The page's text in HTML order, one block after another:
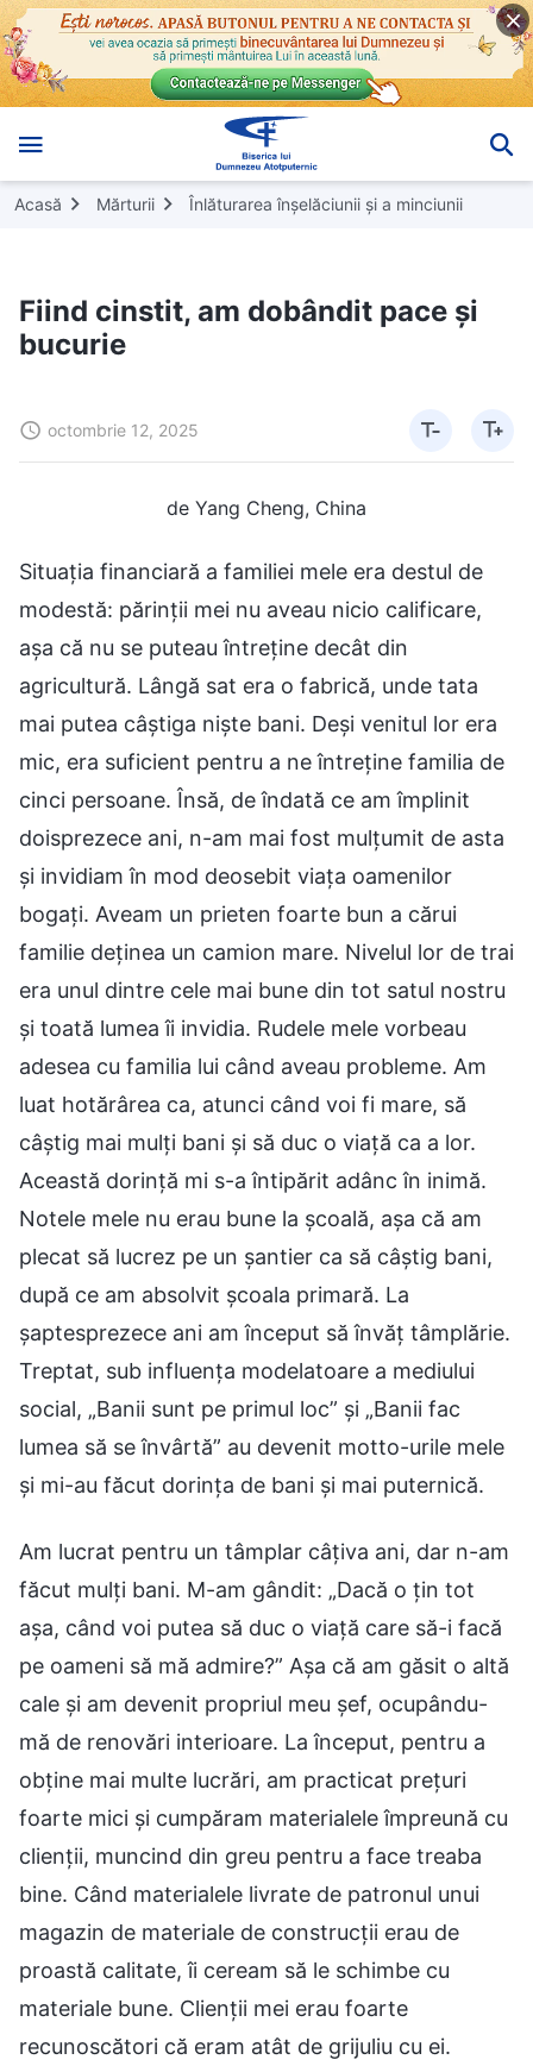
Acasă Mărturii Înlăturarea înșelăciunii și a minciunii
Fiind cinstit, am dobândit pace și
bucurie
octombrie 12, 2025
de Yang Cheng, China
Situația financiară a familiei mele era destul de
modestă: părinții mei nu aveau nicio calificare,
așa că nu se puteau întreține decât din
agricultură. Lângă sat era o fabrică, unde tata
mai putea câștiga niște bani. Deși venitul lor era
mic, era suficient pentru a ne întreține familia de
cinci persoane. Însă, de îndată ce am împlinit
doisprezece ani, n-am mai fost mulțumit de asta
și invidiam în mod deosebit viața oamenilor
bogați. Aveam un prieten foarte bun a cărui
familie deținea un camion mare. Nivelul lor de trai
era unul dintre cele mai bune din tot satul nostru
și toată lumea îi invidia. Rudele mele vorbeau
adesea cu familia lui când aveau probleme. Am
luat hotărârea ca, atunci când voi fi mare, să
câștig mai mulți bani și să duc o viață ca a lor.
Această dorință mi s-a întipărit adânc în inimă.
Notele mele nu erau bune la școală, așa că am
plecat să lucrez pe un șantier ca să câștig bani,
după ce am absolvit școala primară. La
șaptesprezece ani am început să învăț tâmplărie.
Treptat, sub influența modelatoare a mediului
social, „Banii sunt pe primul loc” și „Banii fac
lumea să se învârtă” au devenit motto-urile mele
și mi-au făcut dorința de bani și mai puternică.
Am lucrat pentru un tâmplar câțiva ani, dar n-am
făcut mulți bani. M-am gândit: „Dacă o țin tot
așa, când voi putea să duc o viață care să-i facă
pe oameni să mă admire?” Așa că am găsit o altă
cale și am devenit propriul meu șef, ocupându-
mă de renovări interioare. La început, pentru a
obține mai multe lucrări, am practicat prețuri
foarte mici și cumpăram materialele împreună cu
clienții, muncind din greu pentru a face treaba
bine. Când materialele livrate de patronul unui
magazin de materiale de construcții erau de
proastă calitate, îi ceream să le schimbe cu
materiale bune. Clienții mei erau foarte
recunoscători că eram atât de grijuliu cu ei.